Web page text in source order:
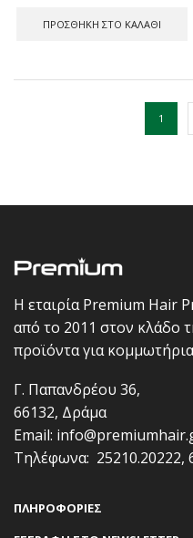
ΠΡΟΣΘΉΚΗ ΣΤΟ ΚΑΛΆΘΙ
1
Η εταιρία Premium Hair
από το 2011 στον κλάδο
προϊόντα για
Γ. Παπανδρέου 36,
66132, Δράμα
Email:
Τηλέφωνα: 25210.20222,
ΠΛΗΡΟΦΟΡΊΕΣ